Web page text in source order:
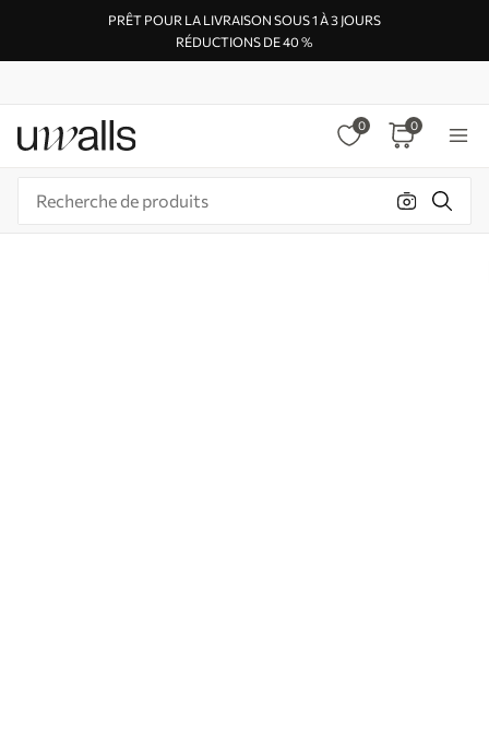
PRÊT POUR LA LIVRAISON SOUS 1 À 3 JOURS
RÉDUCTIONS DE 40 %
0 0